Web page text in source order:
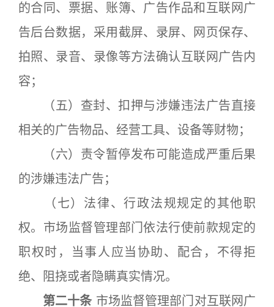
的合同、票据、账簿、广告作品和互联网广
告后台数据，采用截屏、录屏、网页保存、
拍照、录音、录像等方法确认互联网广告内
容；
（五）查封、扣押与涉嫌违法广告直接
相关的广告物品、经营工具、设备等财物；
（六）责令暂停发布可能造成严重后果
的涉嫌违法广告；
（七）法律、行政法规规定的其他职
权。市场监督管理部门依法行使前款规定的
职权时，当事人应当协助、配合，不得拒
绝、阻挠或者隐瞒真实情况。
第二十条 市场监督管理部门对互联网广